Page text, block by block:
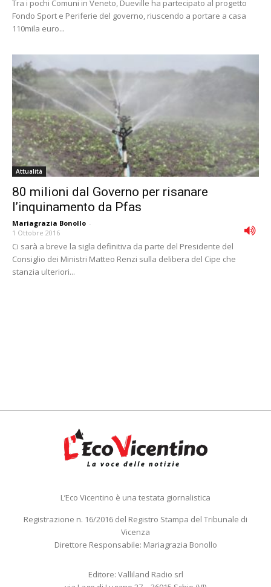
Tra i pochi Comuni in Veneto, Dueville ha partecipato al progetto
Fondo Sport e Periferie del governo, riuscendo a portare a casa
110mila euro...
Attualità
80 milioni dal Governo per risanare
l’inquinamento da Pfas
Mariagrazia Bonollo -
1 Ottobre 2016
Ci sarà a breve la sigla definitiva da parte del Presidente del
Consiglio dei Ministri Matteo Renzi sulla delibera del Cipe che
stanzia ulteriori...
L’Eco Vicentino è una testata giornalistica
Registrazione n. 16/2016 del Registro Stampa del Tribunale di
Vicenza
Direttore Responsabile: Mariagrazia Bonollo
Editore: Valliland Radio srl